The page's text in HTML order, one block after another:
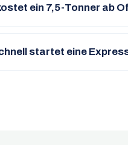
ein 7,5-Tonner ab
startet eine